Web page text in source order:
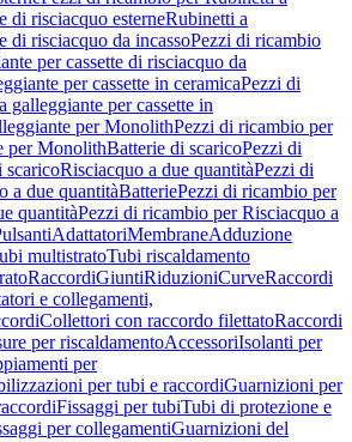
di risciacquo esterneRubinetti a
di risciacquo da incassoPezzi di ricambio
per cassette di risciacquo da
per cassette in ceramicaPezzi di
per cassette in
per MonolithPezzi di ricambio per
per MonolithBatterie di scaricoPezzi di
scaricoRisciacquo a due quantitàPezzi di
a due quantitàBatteriePezzi di ricambio per
quantitàPezzi di ricambio per Risciacquo a
AdattatoriMembraneAdduzione
multistratoTubi riscaldamento
RaccordiGiuntiRiduzioniCurveRaccordi
e collegamenti,
Collettori con raccordo filettatoRaccordi
per riscaldamentoAccessoriIsolanti per
per
per tubi e raccordiGuarnizioni per
Fissaggi per tubiTubi di protezione e
per collegamentiGuarnizioni del